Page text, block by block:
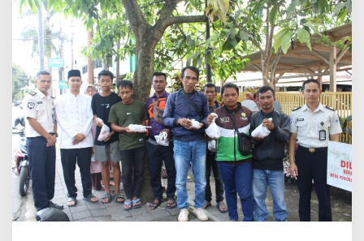
i
L
a
p
a
s
S
u
m
e
d
a
n
g
,